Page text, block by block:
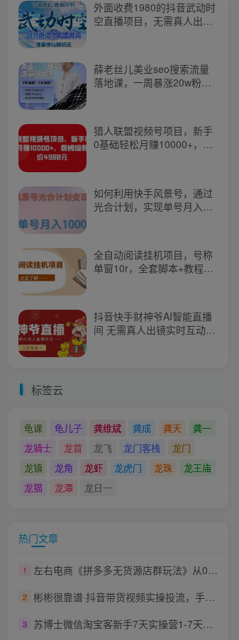
外面收费1980的抖音武动时
空直播项目，无需真人出
薛老丝儿美业seo搜索流量
落地课，一周暴涨20w粉
猎人联盟视频号项目，新手
0基础轻松月赚10000+，保
如何利用快手风景号，通过
光合计划，实现单号月入
全自动阅读挂机项目，号称
单窗10r，全套脚本+教程，
抖音快手财神爷AI智能直播
间 无需真人出镜实时互动
标签云
龟课 龟儿子 龚维斌 龚成 龚天
龚一
龙骑士
龙首 龙飞 龙门客栈
龙门
龙镇
龙角 龙虾 龙虎门 龙珠
龙王庙
龙猫
龙潭 龙日一
热门文章
1 左右电商《拼多多无货源店群玩法》从0~1实战保姆教程，​极速起店必出单
2 彬彬很靠谱·抖音带货视频实操投流，手把手教学，提升短视频效能，拉动销售额增长
3 苏博士微信淘宝客新手7天实操营1-7天（共计58课）